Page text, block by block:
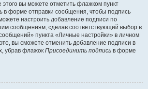
вы можете отметить флажком пункт
в форме отправки сообщения, чтобы подпись
настроить добавление подписи по
сообщениям, сделав соответствующий выбор в
пункта «Личные настройки» в личном
вы сможете отменить добавление подписи в
убрав флажок Присоединить подпись в форме